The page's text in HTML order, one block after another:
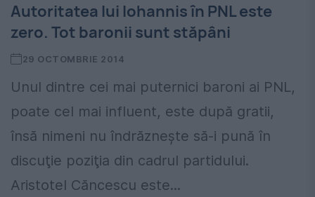
Autoritatea lui Iohannis în PNL este
zero. Tot baronii sunt stăpâni
29 OCTOMBRIE 2014
Unul dintre cei mai puternici baroni ai PNL,
poate cel mai influent, este după gratii,
însă nimeni nu îndrăzneşte să-i pună în
discuţie poziţia din cadrul partidului.
Aristotel Căncescu este...